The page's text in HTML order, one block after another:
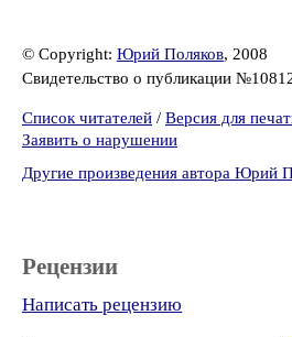
© Copyright: Юрий Поляков, 2008
Свидетельство о публикации
Список читателей / Версия для
Заявить о нарушении
Другие произведения автора Юрий
Рецензии
Написать рецензию